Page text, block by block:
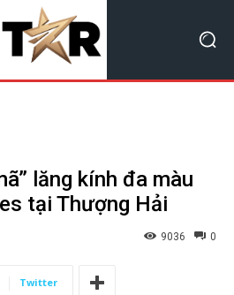
lăng kính đa màu
tại Thượng Hải
0
9036
Twitter